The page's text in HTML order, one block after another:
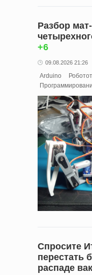
Разбор
+6
09.08.2026 21:26
Arduino
Спросите
перестать
распаде